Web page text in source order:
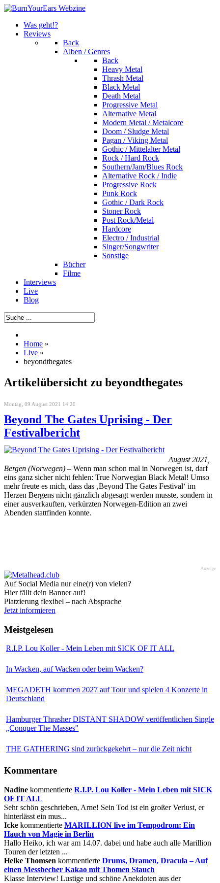
Was geht!?
Reviews
Back
Alben / Genres
Back
Heavy Metal
Thrash Metal
Black Metal
Death Metal
Progressive Metal
Alternative Metal
Modern Metal / Metalcore
Doom / Sludge Metal
Pagan / Viking Metal
Gothic / Mittelalter Metal
Rock / Hard Rock
Southern/Jam/Blues Rock
Alternative Rock / Indie
Progressive Rock
Punk Rock
Gothic / Dark Rock
Stoner Rock
Post Rock/Metal
Hardcore
Electro / Industrial
Singer/Songwriter
Sonstige
Bücher
Filme
Interviews
Live
Blog
Home »
Live »
beyondthegates
Artikelübersicht zu beyondthegates
Montag, 09 August 2021 14:20
Beyond The Gates Uprising - Der
Festivalbericht
August 2021,
Bergen (Norwegen) – Wenn man schon mal in Norwegen ist, darf
eins ganz sicher nicht fehlen: True Norwegian Black Metal! Umso
mehr freute es mich, dass das ‚Beyond The Gates Festival‘ im
Herzen Bergens nicht gänzlich abgesagt werden musste, sondern in
einer ausverkauften, verkürzten Norwegen-Edition an zwei
Abenden stattfinden konnte.
Anzeige
Auf Social Media nur eine(r) von vielen?
Hier fällt dein Banner auf!
Platzierung flexibel – nach Absprache
Jetzt informieren
Meistgelesen
R.I.P. Lou Koller - Mein Leben mit SICK OF IT ALL
In Wacken, auf Wacken oder beim Wacken?
MEGADETH kommen 2027 auf Tour und spielen 4 Konzerte in
Deutschland
Hamburger Thrasher DISTANT SHADOW veröffentlichen Single
„Conquer The Masses"
THE GATHERING sind zurückgekehrt – nur die Zeit nicht
Kommentare
Nadine kommentierte R.I.P. Lou Koller - Mein Leben mit SICK
OF IT ALL
Sehr schön geschrieben, Arne! Sein Tod ist ein großer Verlust, er
hinterlässt ein mus...
Icke kommentierte MARILLION live im Tempodrom: Ein
Hauch von Magie in Berlin
Hallo Heiko, ich war am 14.07. dabei und habe auch alle Marillion
Touren der letzten ...
Helke Thomsen kommentierte Drums, Dramen, Dracula – Auf
einen Messbecher Kakao mit Thomen Stauch
Klasse Interview! Lustige und schöne Anekdoten aus der